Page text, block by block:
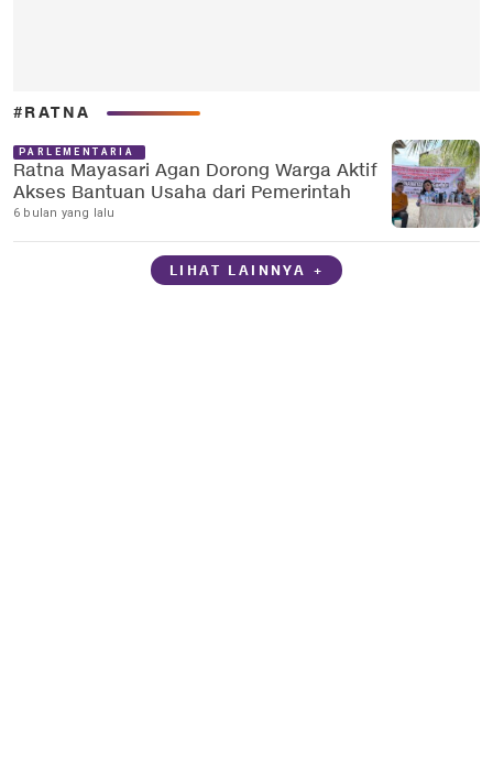
#RATNA
PARLEMENTARIA
Ratna Mayasari Agan Dorong Warga Aktif
Akses Bantuan Usaha dari Pemerintah
6 bulan yang lalu
LIHAT LAINNYA +